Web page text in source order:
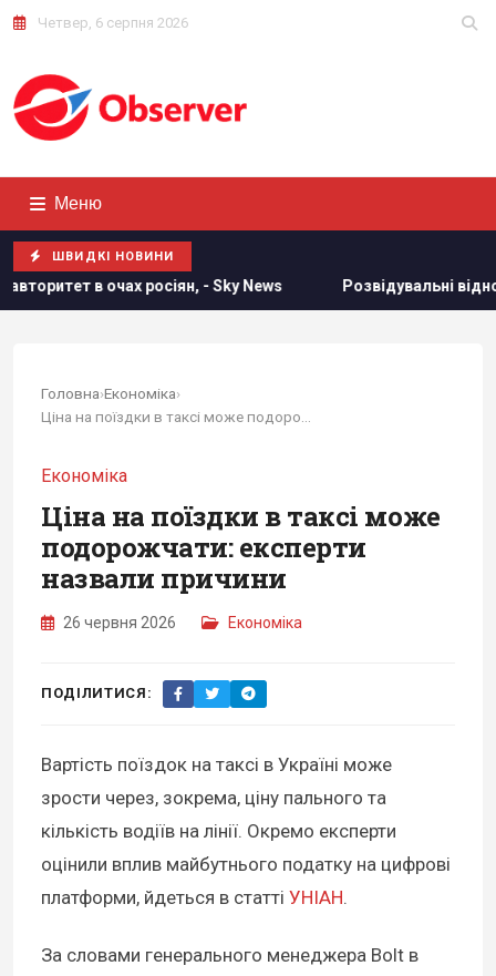
Четвер, 6 серпня 2026
Меню
ШВИДКІ НОВИНИ
- Sky News Розвідувальні відносини між США та
Головна›Економіка›
Економіка
Ціна на поїздки в таксі може
подорожчати: експерти
назвали причини
26 червня 2026 Економіка
ПОДІЛИТИСЯ:
Вартість поїздок на таксі в Україні може
зрости через, зокрема, ціну пального та
кількість водіїв на лінії. Окремо експерти
оцінили вплив майбутнього податку на цифрові
платформи, йдеться в статті УНІАН.
За словами генерального менеджера Bolt в